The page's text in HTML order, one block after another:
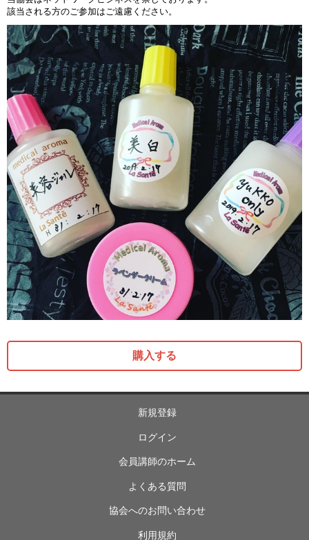
該当される方のご参加はご遠慮ください。
購入する
新規登録
ログイン
会員講師のホーム
よくある質問
協会へのお問い合わせ
利用規約